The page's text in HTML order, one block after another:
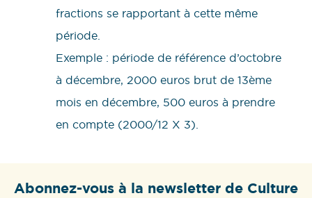
fractions se rapportant à cette même
période.
Exemple : période de référence d’octobre
à décembre, 2000 euros brut de 13ème
mois en décembre, 500 euros à prendre
en compte (2000/12 X 3).
Abonnez-vous à la newsletter de Culture